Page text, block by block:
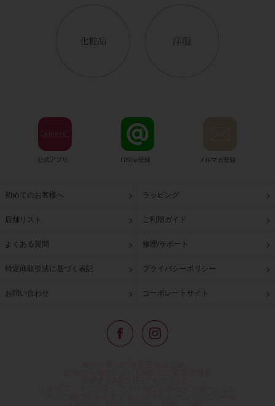
公式アプリ LINE@登録 メルマガ登録
初めてのお客様へ ラッピング
店舗リスト ご利用ガイド
よくある質問 修理/サポート
特定商取引法に基づく表記 プライバシーポリシー
お問い合わせ コーポレートサイト